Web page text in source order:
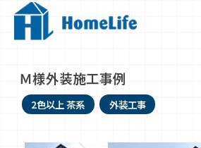
Ｍ様外装施工事例
2色以上茶系 外装工事